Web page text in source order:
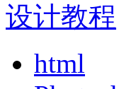
设计教程
html